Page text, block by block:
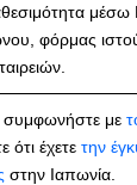
φόρμας
με
ότι έχετε την
στην Ιαπωνία.